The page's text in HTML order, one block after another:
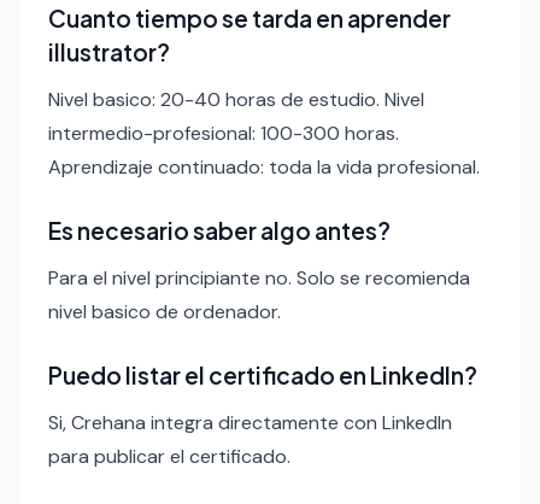
Cuanto tiempo se tarda en aprender
illustrator?
Nivel basico: 20-40 horas de estudio. Nivel
intermedio-profesional: 100-300 horas.
Aprendizaje continuado: toda la vida profesional.
Es necesario saber algo antes?
Para el nivel principiante no. Solo se recomienda
nivel basico de ordenador.
Puedo listar el certificado en LinkedIn?
Si, Crehana integra directamente con LinkedIn
para publicar el certificado.